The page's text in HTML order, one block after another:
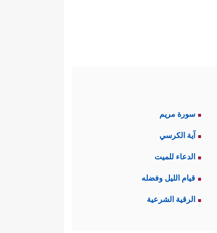
سورة مريم
آية الكرسي
الدعاء للميت
قيام الليل وفضله
الرقية الشرعية